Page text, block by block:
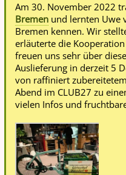
Am 30. November 2022
Bremen und lernten Uwe
Bremen kennen. Wir
erläuterte die
freuen uns sehr über
Auslieferung in derzeit 5
von raffiniert
Abend im CLUB27 zu
vielen Infos und